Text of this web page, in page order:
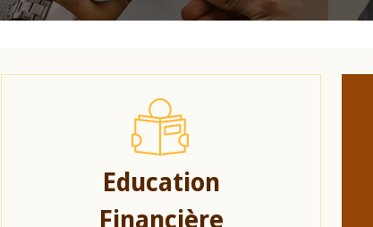
Education
Financière